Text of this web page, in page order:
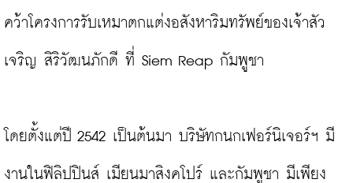
คว้าโครงการรับเหมาตกแต่งอสังหาริมทรัพย์ของเจ้าสัว
เจริญ สิริวัฒนภักดี ที่ Siem Reap กัมพูชา
โดยตั้งแต่ปี 2542 เป็นต้นมา บริษัทกนกเฟอร์นิเจอร์ฯ มี
งานในฟิลิปปินส์ เมียนมาสิงคโปร์ และกัมพูชา มีเพียง